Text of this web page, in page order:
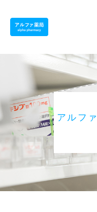
アルフ
採用情報
よくある質問
アルファ豆知識
ブログ